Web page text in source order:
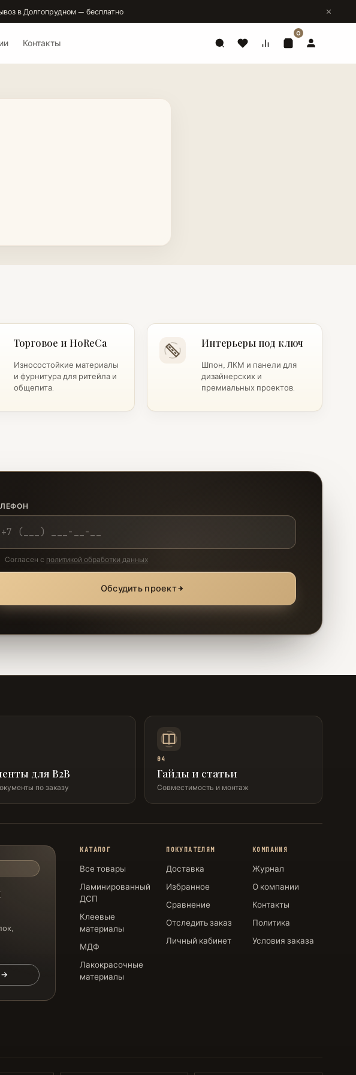
в Долгопрудном — бесплатно
Контакты
0
Торговое и HoReCa
Износостойкие материалы
и фурнитура для ритейла и
общепита.
Интерьеры под ключ
Шпон, ЛКМ и панели для
дизайнерских и
премиальных проектов.
Согласен с политикой обработки данных
Обсудить проект
для B2B
по заказу
04
Гайды и статьи
Совместимость и монтаж
→
КАТАЛОГ
Все товары
Ламинированный
ДСП
Клеевые
материалы
МДФ
Лакокрасочные
материалы
ПОКУПАТЕЛЯМ
Доставка
Избранное
Сравнение
Отследить заказ
Личный кабинет
КОМПАНИЯ
Журнал
О компании
Контакты
Политика
Условия заказа